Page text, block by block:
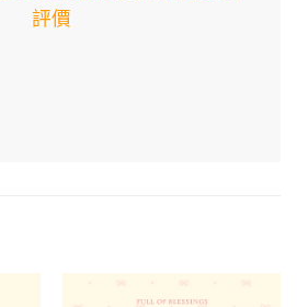
評價